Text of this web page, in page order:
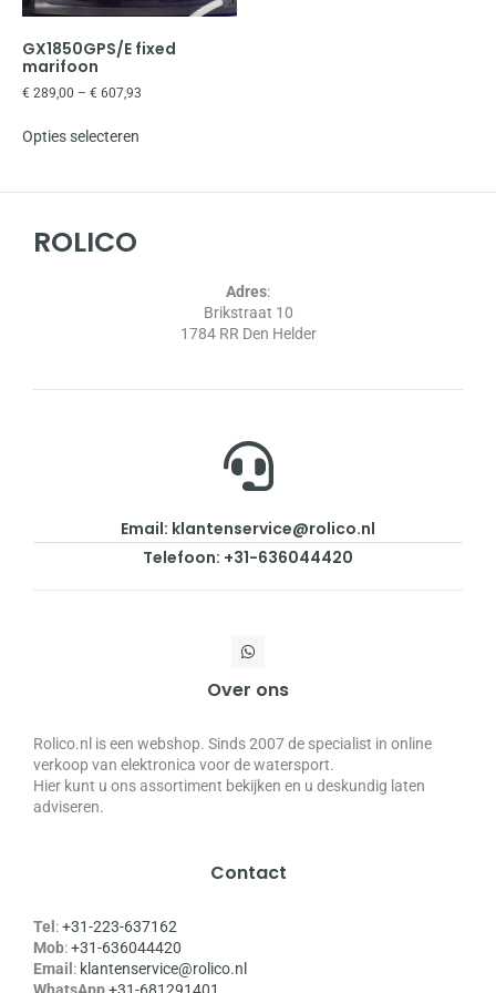
GX1850GPS/E fixed
marifoon
€ 289,00 – € 607,93
Opties selecteren
ROLICO
Adres:
Brikstraat 10
1784 RR Den Helder
Email: klantenservice@rolico.nl
Telefoon: +31-636044420
Over ons
Rolico.nl is een webshop. Sinds 2007 de specialist in online
verkoop van elektronica voor de watersport.
Hier kunt u ons assortiment bekijken en u deskundig laten
adviseren.
Contact
Tel :+31-223-637162
Mob:+31-636044420
Email : klantenservice@rolico.nl